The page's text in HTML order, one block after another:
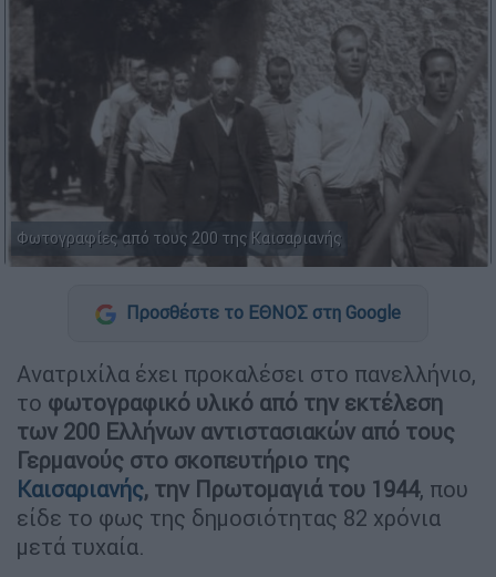
Φωτογραφίες από τους 200 της Καισαριανής
Προσθέστε το ΕΘΝΟΣ στη Google
Ανατριχίλα έχει προκαλέσει στο πανελλήνιο,
το φωτογραφικό υλικό από την εκτέλεση
των 200 Ελλήνων αντιστασιακών από τους
Γερμανούς στο σκοπευτήριο της
Καισαριανής, την Πρωτομαγιά του 1944, που
είδε το φως της δημοσιότητας 82 χρόνια
μετά τυχαία.